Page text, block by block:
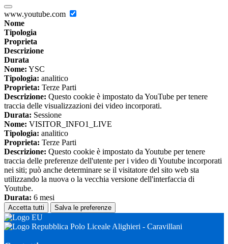
www.youtube.com
Nome
Tipologia
Proprieta
Descrizione
Durata
Nome: YSC
Tipologia: analitico
Proprieta: Terze Parti
Descrizione: Questo cookie è impostato da YouTube per tenere
traccia delle visualizzazioni dei video incorporati.
Durata: Sessione
Nome: VISITOR_INFO1_LIVE
Tipologia: analitico
Proprieta: Terze Parti
Descrizione: Questo cookie è impostato da Youtube per tenere
traccia delle preferenze dell'utente per i video di Youtube incorporati
nei siti; può anche determinare se il visitatore del sito web sta
utilizzando la nuova o la vecchia versione dell'interfaccia di
Youtube.
Durata: 6 mesi
Accetta tutti Salva le preferenze
Polo Liceale Alighieri - Caravillani